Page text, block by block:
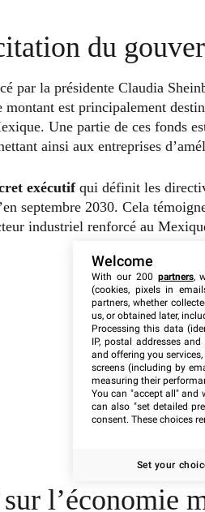
du
par la présidente Claudia
montant est principalement
Une partie de ces fonds
ainsi aux entreprises
exécutifqui définit les
septembre 2030. Cela
industriel renforcé au
l’économie
Welcome
With our 200 partners,
(cookies, pixels in
partners, whether
us, or obtained later,
Processing this data
IP, postal addresses
and offering you
screens (including by
measuring their
You can "accept all" and
can also "set detailed
consent. These choices
Set your